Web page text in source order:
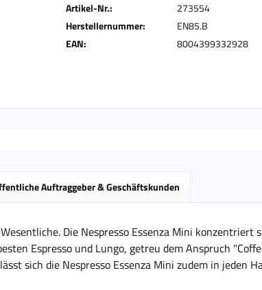
Artikel-Nr.:
273554
Herstellernummer:
EN85.B
EAN:
8004399332928
Auftraggeber & Geschäftskunden
Die Nespresso Essenza Mini konzentriert
Espresso und Lungo, getreu dem Anspruch
sich die Nespresso Essenza Mini zudem in jeden